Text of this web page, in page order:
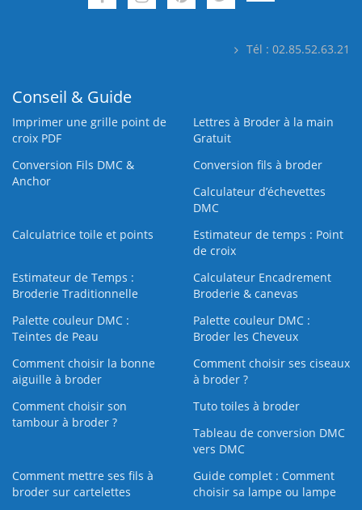
Tél : 02.85.52.63.21
Conseil & Guide
Imprimer une grille point de
croix PDF
Lettres à Broder à la main
Gratuit
Conversion Fils DMC &
Anchor
Conversion fils à broder
Calculateur d’échevettes
DMC
Calculatrice toile et points
Estimateur de temps : Point
de croix
Estimateur de Temps :
Broderie Traditionnelle
Calculateur Encadrement
Broderie & canevas
Palette couleur DMC :
Teintes de Peau
Palette couleur DMC :
Broder les Cheveux
Comment choisir la bonne
aiguille à broder
Comment choisir ses ciseaux
à broder ?
Comment choisir son
tambour à broder ?
Tuto toiles à broder
Tableau de conversion DMC
vers DMC
Comment mettre ses fils à
broder sur cartelettes
Guide complet : Comment
choisir sa lampe ou lampe